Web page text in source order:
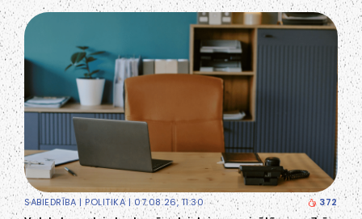
SABIEDRĪBA| POLITIKA| 07.08.26, 11:30 372